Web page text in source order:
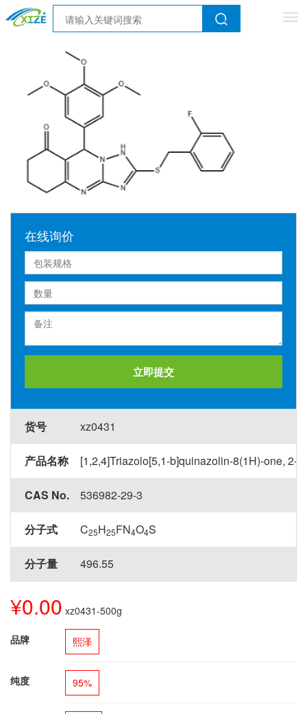
在线询价
立即提交
货号 xz0431
产品名称 [1,2,4]Triazolo[5,1-b]quinazolin-8(1H)-one, 2-
CAS No. 536982-29-3
分子式 C25H25FN4O4S
分子量 496.55
¥0.00 xz0431-500g
品牌 熙泽
纯度 95%